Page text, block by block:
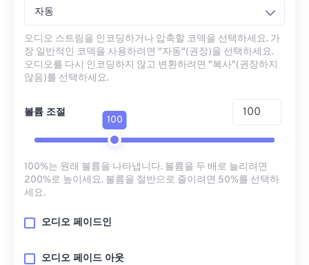
자동
오디오 스트림을 인코딩하거나 압축할 코덱을 선택하세요. 가
장 일반적인 코덱을 사용하려면 "자동"(권장)을 선택하세요.
오디오를 다시 인코딩하지 않고 변환하려면 "복사"(권장하지
않음)를 선택하세요.
볼륨 조절
100
100%는 원래 볼륨을 나타냅니다. 볼륨을 두 배로 늘리려면
200%로 높이세요. 볼륨을 절반으로 줄이려면 50%를 선택하
세요.
오디오 페이드인
오디오 페이드 아웃